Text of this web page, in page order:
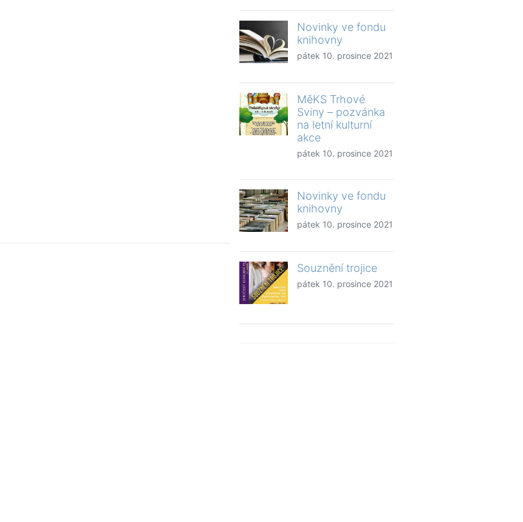
Novinky ve fondu
knihovny
pátek 10. prosince 2021
MěKS Trhové
Sviny – pozvánka
na letní kulturní
akce
pátek 10. prosince 2021
Novinky ve fondu
knihovny
pátek 10. prosince 2021
Souznění trojice
pátek 10. prosince 2021